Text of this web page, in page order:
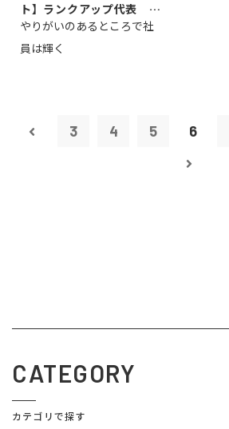
ト】ランクアップ代表 岩
崎裕美子
やりがいのあるところで社
員は輝く
3 4 5 6
CATEGORY
カテゴリで探す